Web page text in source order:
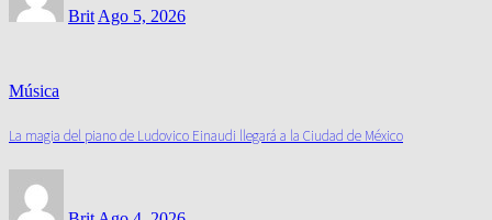
Brit Ago 5, 2026
Música
La magia del piano de Ludovico Einaudi llegará a la Ciudad de México